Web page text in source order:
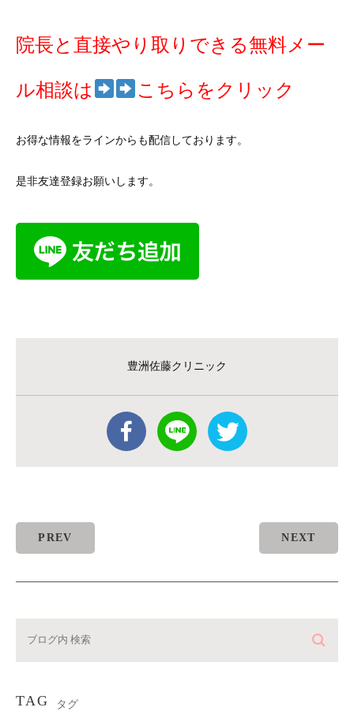
院長と直接やり取りできる無料メー
ル相談は こちらをクリック
お得な情報をラインからも配信しております。
是非友達登録お願いします。
豊洲佐藤クリニック
PREV NEXT
TAG タグ